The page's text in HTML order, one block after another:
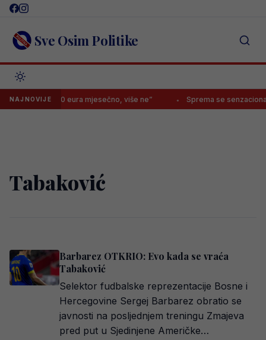
Skip
content Sve Osim Politike
NAJNOVIJE
dati 30.000 eura mjesečno, više ne” Sprema se
Tabaković
Barbarez OTKRIO: Evo kada se vraća
Tabaković
Selektor fudbalske reprezentacije Bosne i
Hercegovine Sergej Barbarez obratio se
javnosti na posljednjem treningu Zmajeva
pred put u Sjedinjene Američke…